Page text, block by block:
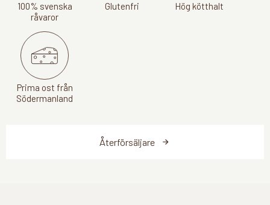
100% svenska
råvaror
Glutenfri Hög kötthalt
Prima ost från
Södermanland
Återförsäljare